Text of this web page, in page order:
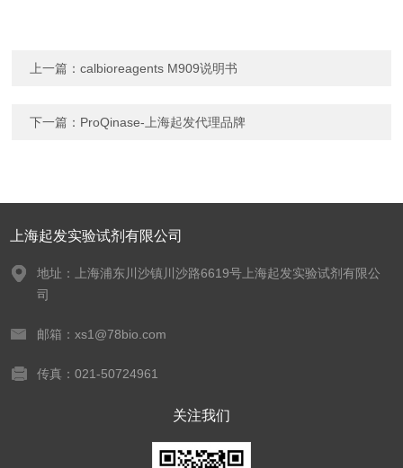
上一篇：calbioreagents M909说明书
下一篇： ProQinase-上海起发代理品牌
上海起发实验试剂有限公司
地址：上海浦东川沙镇川沙路6619号上海起发实验试剂有限公
司
邮箱：xs1@78bio.com
传真：021-50724961
关注我们